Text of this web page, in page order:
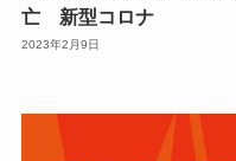
亡 新型コロナ
2023年2月9日